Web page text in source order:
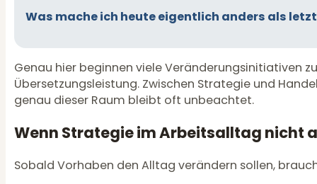
Was mache ich heute eigentlich anders als
Genau hier beginnen viele Veränderungsinitiativen
Übersetzungsleistung. Zwischen Strategie und
genau dieser Raum bleibt oft unbeachtet.
Wenn Strategie im Arbeitsalltag nicht
Sobald Vorhaben den Alltag verändern sollen,